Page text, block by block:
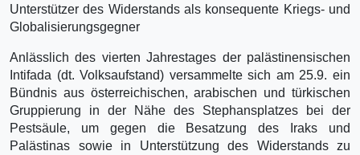
Unterstützer des Widerstands als konsequente Kriegs- und
Globalisierungsgegner
Anlässlich des vierten Jahrestages der palästinensischen
Intifada (dt. Volksaufstand) versammelte sich am 25.9. ein
Bündnis aus österreichischen, arabischen und türkischen
Gruppierung in der Nähe des Stephansplatzes bei der
Pestsäule, um gegen die Besatzung des Iraks und
Palästinas sowie in Unterstützung des Widerstands zu